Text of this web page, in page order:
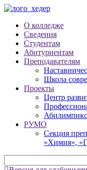
О колледже
Сведения
Студентам
Абитуриентам
Преподавателям
Школа
Проекты
Центр
Абилимпикс
РУМО
Секция
«Химия»,